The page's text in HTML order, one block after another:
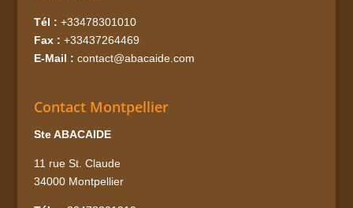
Tél : +33478301010
Fax : +33437264469
E-Mail : contact@abacaide.com
Contact Montpellier
Ste ABACAIDE
11 rue St. Claude
34000 Montpellier